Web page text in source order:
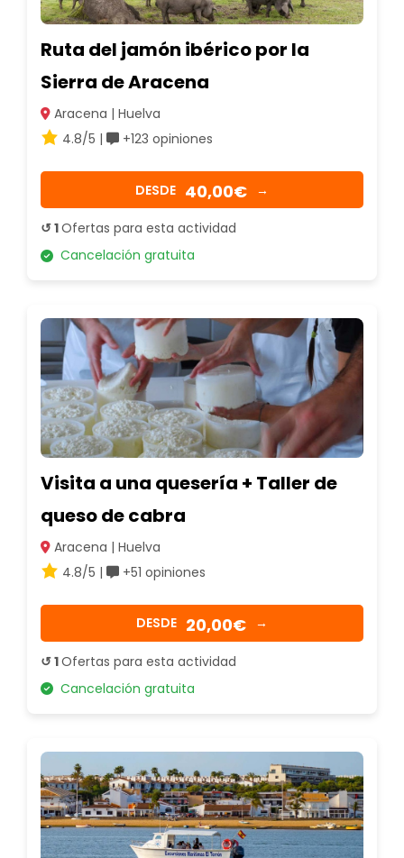
Ruta del jamón ibérico por la
Sierra de Aracena
Aracena | Huelva
4.8/5 |
+123 opiniones
DESDE 40,00€ →
↺ 1Ofertas para esta actividad
Cancelación gratuita
Visita a una quesería + Taller de
queso de cabra
Aracena | Huelva
4.8/5 |
+51 opiniones
DESDE 20,00€ →
↺ 1Ofertas para esta actividad
Cancelación gratuita